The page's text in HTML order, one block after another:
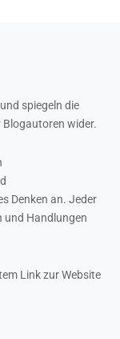
spiegeln die
wider.
Denken an. Jeder
und Handlungen
Link zur Website